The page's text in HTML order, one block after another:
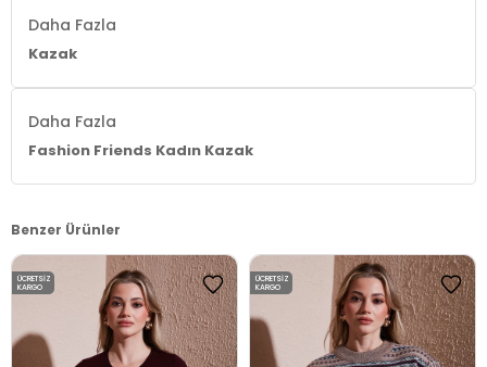
Daha Fazla
Kazak
Daha Fazla
Fashion Friends Kadın Kazak
Benzer Ürünler
ÜCRETSIZ
KARGO
ÜCRETSIZ
KARGO